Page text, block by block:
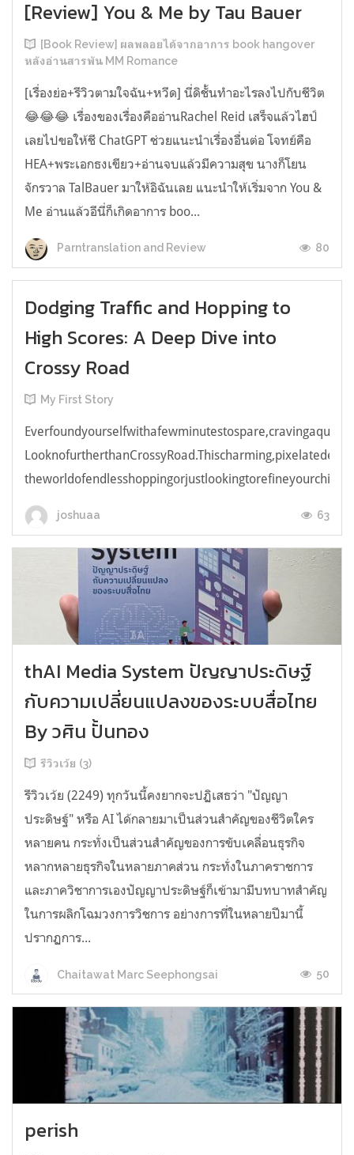
[Review] You & Me by Tau Bauer
[Book Review] ผลพลอยได้จากอาการ book hangover
หลังอ่านสารพัน MM Romance
[เรื่องย่อ+รีวิวตามใจฉัน+หวีด] นี่ดิชั้นทำอะไรลงไปกับชีวิต
😂😂😂 เรื่องของเรื่องคืออ่านRachel Reid เสร็จแล้วไฮป์
เลยไปขอให้ชี ChatGPT ช่วยแนะนำเรื่องอื่นต่อ โจทย์คือ
HEA+พระเอกธงเขียว+อ่านจบแล้วมีความสุข นางก็โยน
จักรวาล TalBauer มาให้อิฉันเลย แนะนำให้เริ่มจาก You &
Me อ่านแล้วอีนี่ก็เกิดอาการ boo...
Parntranslation and Review 80
Dodging Traffic and Hopping to
High Scores: A Deep Dive into
Crossy Road
My First Story
joshuaa 63
thAI Media System ปัญญาประดิษฐ์
กับความเปลี่ยนแปลงของระบบสื่อไทย
By วศิน ปั้นทอง
รีวิวเว้ย (3)
รีวิวเว้ย (2249) ทุกวันนี้คงยากจะปฏิเสธว่า "ปัญญา
ประดิษฐ์" หรือ AI ได้กลายมาเป็นส่วนสำคัญของชีวิตใคร
หลายคน กระทั่งเป็นส่วนสำคัญของการขับเคลื่อนธุรกิจ
หลากหลายธุรกิจในหลายภาคส่วน กระทั่งในภาคราชการ
และภาควิชาการเองปัญญาประดิษฐ์ก็เข้ามามีบทบาทสำคัญ
ในการผลิกโฉมวงการวิชการ อย่างการที่ในหลายปีมานี้
ปรากฏการ...
Chaitawat Marc Seephongsai 50
perish